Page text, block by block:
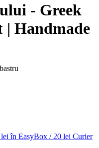
- Greek
| Handmade
în EasyBox / 20 lei Curier